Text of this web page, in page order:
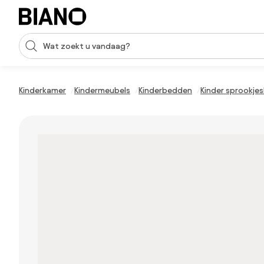
Navigatie overslaan, naar inhoud springen
Zoekopdracht invoeren
Kinderkamer Kindermeubels Kinderbedden Kinder